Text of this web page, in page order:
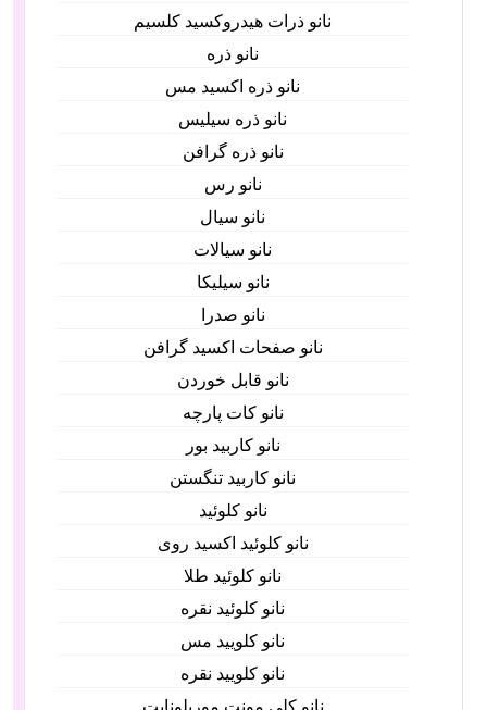
نانو ذرات هیدروکسید کلسیم
نانو ذره
نانو ذره اکسید مس
نانو ذره سیلیس
نانو ذره گرافن
نانو رس
نانو سیال
نانو سیالات
نانو سیلیکا
نانو صدرا
نانو صفحات اکسید گرافن
نانو قابل خوردن
نانو کات پارچه
نانو کاربید بور
نانو کاربید تنگستن
نانو کلوئید
نانو کلوئید اکسید روی
نانو کلوئید طلا
نانو کلوئید نقره
نانو کلویید مس
نانو کلویید نقره